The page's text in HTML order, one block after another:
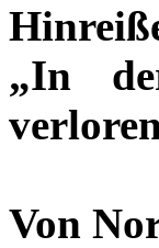
„In
Von